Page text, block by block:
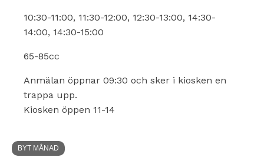
10:30-11:00, 11:30-12:00, 12:30-13:00, 14:30-
14:00, 14:30-15:00
65-85cc
Anmälan öppnar 09:30 och sker i kiosken en
trappa upp.
Kiosken öppen 11-14
BYT MÅNAD